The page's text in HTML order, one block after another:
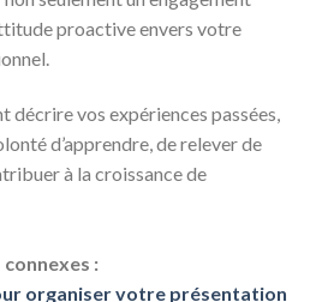
proactive envers votre
décrire vos expériences passées,
d’apprendre, de relever de
à la croissance de
:
organiser votre présentation